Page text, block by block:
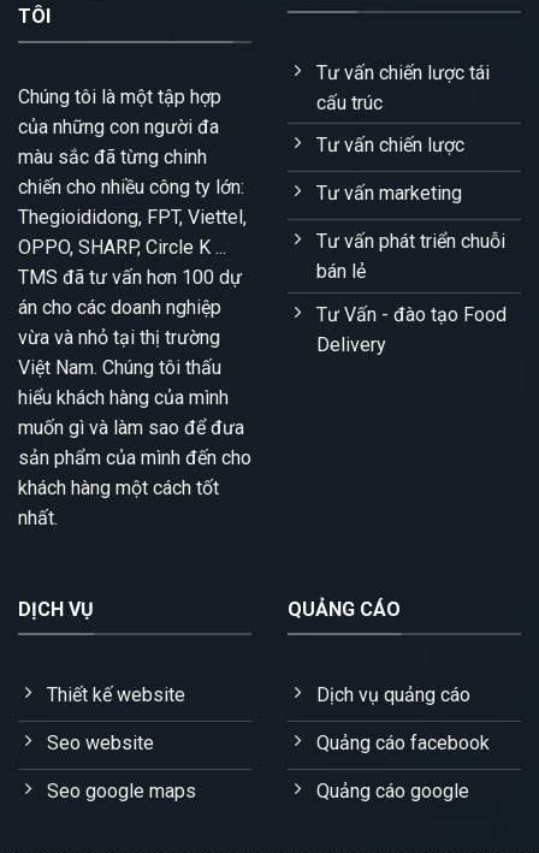
TÔI
Chúng tôi là một tập hợp
của những con người đa
màu sắc đã từng chinh
chiến cho nhiều công ty lớn:
Thegioididong, FPT, Viettel,
OPPO, SHARP, Circle K ...
TMS đã tư vấn hơn 100 dự
án cho các doanh nghiệp
vừa và nhỏ tại thị trường
Việt Nam. Chúng tôi thấu
hiểu khách hàng của mình
muốn gì và làm sao để đưa
sản phẩm của mình đến cho
khách hàng một cách tốt
nhất.
Tư vấn chiến lược tái
cấu trúc
Tư vấn chiến lược
Tư vấn marketing
Tư vấn phát triển chuỗi
bán lẻ
Tư Vấn - đào tạo Food
Delivery
DỊCH VỤ
Thiết kế website
Seo website
Seo google maps
QUẢNG CÁO
Dịch vụ quảng cáo
Quảng cáo facebook
Quảng cáo google